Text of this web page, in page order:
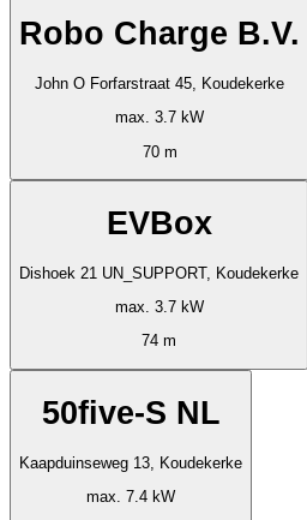
Robo Charge B.V.
John O Forfarstraat 45, Koudekerke
max. 3.7 kW
70 m
EVBox
Dishoek 21 UN_SUPPORT, Koudekerke
max. 3.7 kW
74 m
50five-S NL
Kaapduinseweg 13, Koudekerke
max. 7.4 kW